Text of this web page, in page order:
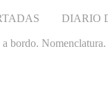
DIARIO
bordo. Nomenclatura.